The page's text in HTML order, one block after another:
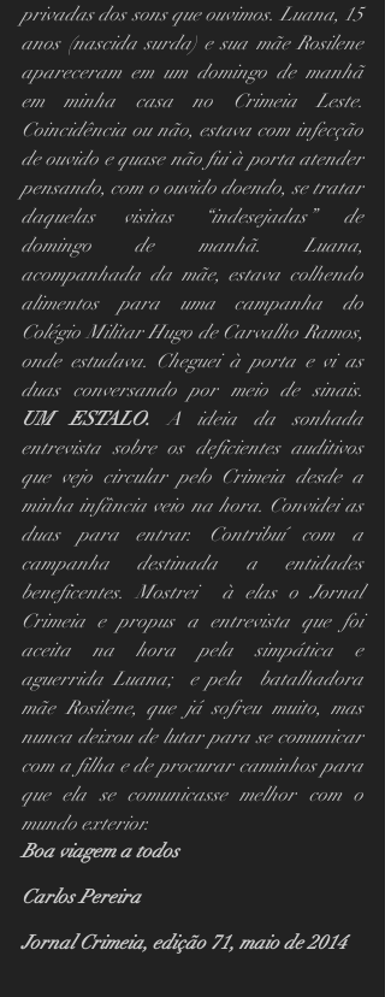
privadas dos sons que ouvimos. Luana, 15
anos (nascida surda) e sua mãe Rosilene
apareceram em um domingo de manhã
em minha casa no Crimeia Leste.
Coincidência ou não, estava com infecção
de ouvido e quase não fui à porta atender
pensando, com o ouvido doendo, se tratar
daquelas visitas “indesejadas” de
domingo de manhã. Luana,
acompanhada da mãe, estava colhendo
alimentos para uma campanha do
Colégio Militar Hugo de Carvalho Ramos,
onde estudava. Cheguei à porta e vi as
UM ESTALO. A ideia da sonhada
entrevista sobre os deficientes auditivos
que vejo circular pelo Crimeia desde a
minha infância veio na hora. Convidei as
duas para entrar. Contribuí com a
campanha destinada a entidades
beneficentes. Mostrei  à elas o Jornal
Crimeia e propus a entrevista que foi
aceita na hora pela simpática e
aguerrida Luana;  e pela  batalhadora
mãe Rosilene, que já sofreu muito, mas
nunca deixou de lutar para se comunicar
com a filha e de procurar caminhos para
que ela se comunicasse melhor com o
mundo exterior.
Boa viagem a todos
Carlos Pereira
Jornal Crimeia, edição 71, maio de 2014